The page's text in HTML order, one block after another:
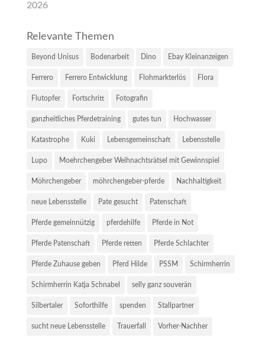
2026
Relevante Themen
Beyond Unisus Bodenarbeit Dino Ebay Kleinanzeigen
Ferrero Ferrero Entwicklung Flohmarkterlös Flora
Flutopfer Fortschritt Fotografin
ganzheitliches Pferdetraining gutes tun Hochwasser
Katastrophe Kuki Lebensgemeinschaft Lebensstelle
Lupo Moehrchengeber Weihnachtsrätsel mit Gewinnspiel
Möhrchengeber möhrchengeber-pferde Nachhaltigkeit
neue Lebensstelle Pate gesucht Patenschaft
Pferde gemeinnützig pferdehilfe Pferde in Not
Pferde Patenschaft Pferde retten Pferde Schlachter
Pferde Zuhause geben Pferd Hilde PSSM Schirmherrin
Schirmherrin Katja Schnabel selly ganz souverän
Silbertaler Soforthilfe spenden Stallpartner
sucht neue Lebensstelle Trauerfall Vorher-Nachher